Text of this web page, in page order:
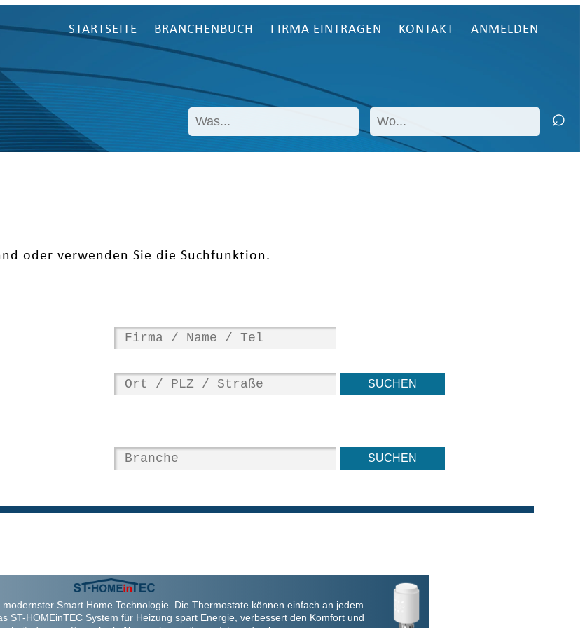
STARTSEITE BRANCHENBUCH FIRMA EINTRAGEN KONTAKT ANMELDEN
oder verwenden Sie die Suchfunktion.
Smart Home Technologie. Die Thermostate können einfach an jedem
ST-HOMEinTEC System für Heizung spart Energie, verbessert den Komfort und